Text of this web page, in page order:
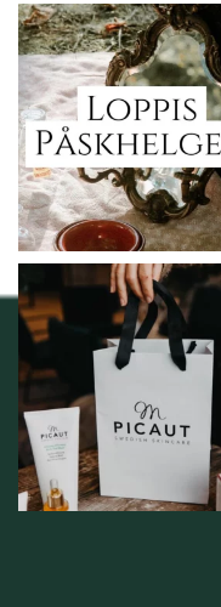
Vi skall ha loppis!
I Vellnez anda;...
6 0
Vellnez – din
samlingsplats för
personlig handel i
12 0